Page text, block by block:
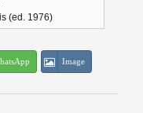
(ed. 1976)
Image